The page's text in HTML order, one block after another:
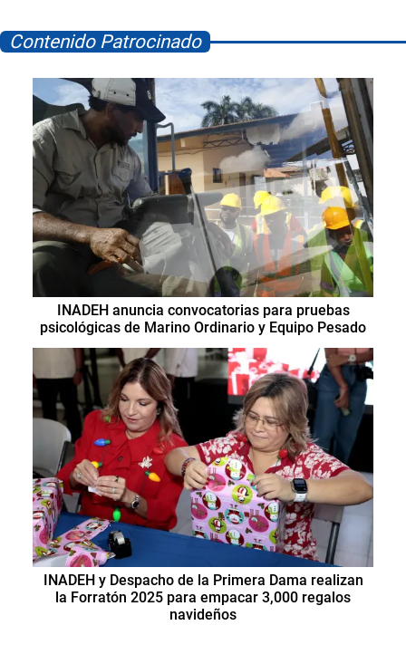
Contenido Patrocinado
INADEH anuncia convocatorias para pruebas
psicológicas de Marino Ordinario y Equipo Pesado
INADEH y Despacho de la Primera Dama realizan
la Forratón 2025 para empacar 3,000 regalos
navideños